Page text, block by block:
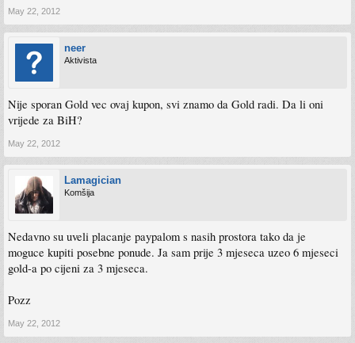
May 22, 2012
neer
Aktivista
Nije sporan Gold vec ovaj kupon, svi znamo da Gold radi. Da li oni
vrijede za BiH?
May 22, 2012
Lamagician
Komšija
Nedavno su uveli placanje paypalom s nasih prostora tako da je
moguce kupiti posebne ponude. Ja sam prije 3 mjeseca uzeo 6 mjeseci
gold-a po cijeni za 3 mjeseca.
Pozz
May 22, 2012